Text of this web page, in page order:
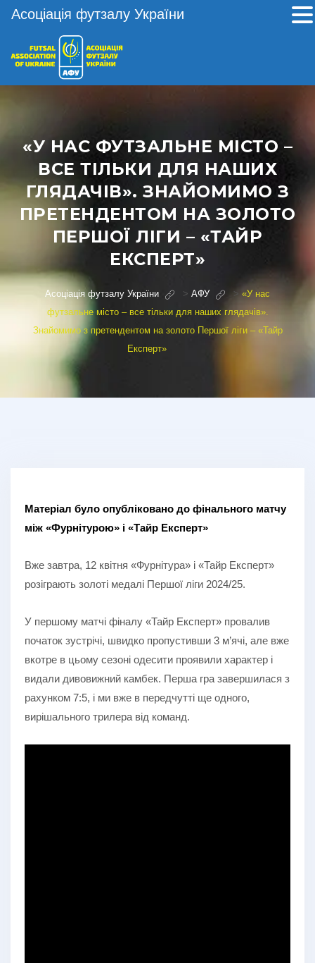
«У НАС ФУТЗАЛЬНЕ МІСТО –
ВСЕ ТІЛЬКИ ДЛЯ НАШИХ
ГЛЯДАЧІВ». ЗНАЙОМИМО З
ПРЕТЕНДЕНТОМ НА ЗОЛОТО
ПЕРШОЇ ЛІГИ – «ТАЙР
ЕКСПЕРТ»
Асоціація футзалу України > АФУ > «У нас
футзальне місто – все тільки для наших глядачів».
Знайомимо з претендентом на золото Першої ліги – «Тайр
Експерт»
Матеріал було опубліковано до фінального матчу
між «Фурнітурою» і «Тайр Експерт»
Вже завтра, 12 квітня «Фурнітура» і «Тайр Експерт»
розіграють золоті медалі Першої ліги 2024/25.
У першому матчі фіналу «Тайр Експерт» провалив
початок зустрічі, швидко пропустивши 3 м’ячі, але вже
вкотре в цьому сезоні одесити проявили характер і
видали дивовижний камбек. Перша гра завершилася з
рахунком 7:5, і ми вже в передчутті ще одного,
вирішального трилера від команд.
Асоціація футзалу України